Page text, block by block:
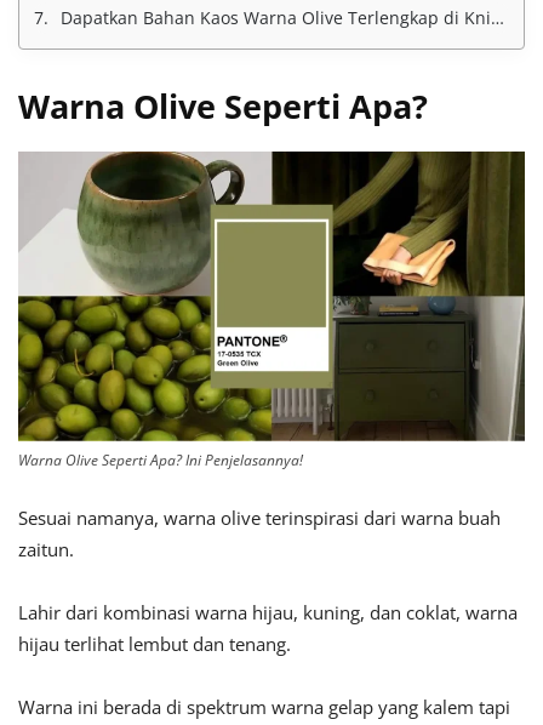
Dapatkan Bahan Kaos Warna Olive Terlengkap di Knitto
Warna Olive Seperti Apa?
Warna Olive Seperti Apa? Ini Penjelasannya!
Sesuai namanya, warna olive terinspirasi dari warna buah
zaitun.
Lahir dari kombinasi warna hijau, kuning, dan coklat, warna
hijau terlihat lembut dan tenang.
Warna ini berada di spektrum warna gelap yang kalem tapi